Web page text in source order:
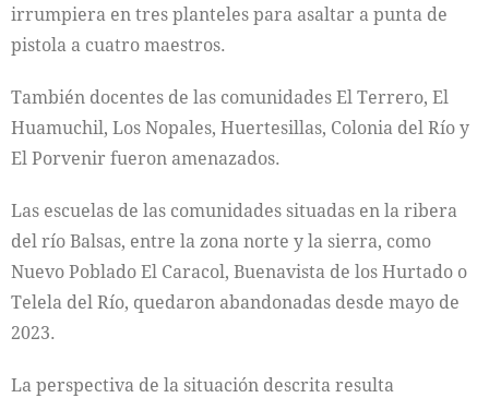
irrumpiera en tres planteles para asaltar a punta de
pistola a cuatro maestros.
También docentes de las comunidades El Terrero, El
Huamuchil, Los Nopales, Huertesillas, Colonia del Río y
El Porvenir fueron amenazados.
Las escuelas de las comunidades situadas en la ribera
del río Balsas, entre la zona norte y la sierra, como
Nuevo Poblado El Caracol, Buenavista de los Hurtado o
Telela del Río, quedaron abandonadas desde mayo de
2023.
La perspectiva de la situación descrita resulta